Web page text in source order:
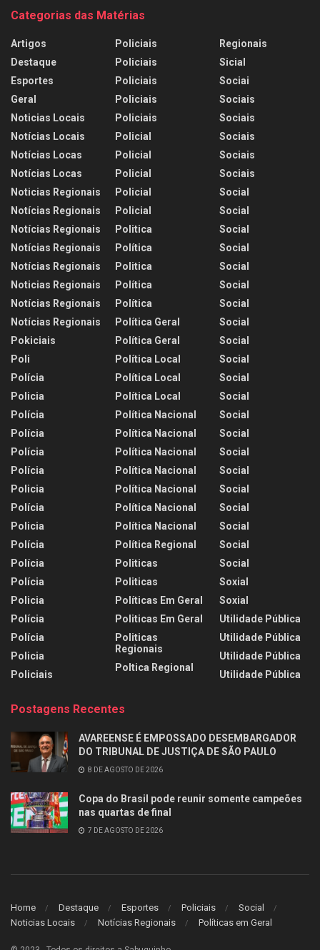
Categorias das Matérias
Artigos
Destaque
Esportes
Geral
Noticias Locais
Notícias Locais
Notícias Locas
Notícias Locas
Noticias Regionais
Notícias Regionais
Notícias Regionais
Notícias Regionais
Notícias Regionais
Noticias Regionais
Notícias Regionais
Notícias Regionais
Pokiciais
Poli
Polícia
Policia
Polícia
Polícia
Polícia
Polícia
Policia
Polícia
Policia
Polícia
Polícia
Polícia
Policia
Polícia
Polícia
Policia
Policiais
Policiais
Policiais
Policiais
Policiais
Policiais
Policial
Policial
Policial
Policial
Policial
Politica
Política
Politica
Política
Política
Política Geral
Política Geral
Política Local
Política Local
Política Local
Política Nacional
Política Nacional
Política Nacional
Política Nacional
Política Nacional
Política Nacional
Política Nacional
Política Regional
Politicas
Politicas
Políticas Em Geral
Politicas Em Geral
Politicas
Regionais
Poltica Regional
Regionais
Sicial
Sociai
Sociais
Sociais
Sociais
Sociais
Sociais
Social
Social
Social
Social
Social
Social
Social
Social
Social
Social
Social
Social
Social
Social
Social
Social
Social
Social
Social
Social
Social
Soxial
Soxial
Utilidade Pública
Utilidade Pública
Utilidade Pública
Utilidade Pública
Postagens Recentes
AVAREENSE É EMPOSSADO DESEMBARGADOR
DO TRIBUNAL DE JUSTIÇA DE SÃO PAULO
8 DE AGOSTO DE 2026
Copa do Brasil pode reunir somente campeões
nas quartas de final
7 DE AGOSTO DE 2026
Home Destaque Esportes Policiais
Social
Noticias Locais
Notícias Regionais Políticas em Geral